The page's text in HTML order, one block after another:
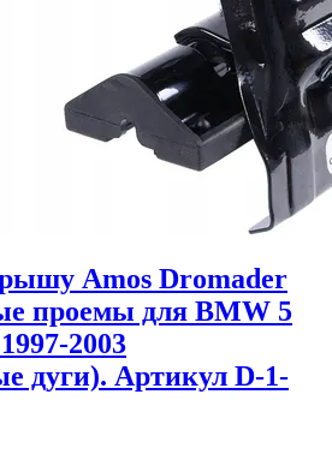
Amos Dromader
проемы для BMW 5
2003
дуги). Артикул D-1-